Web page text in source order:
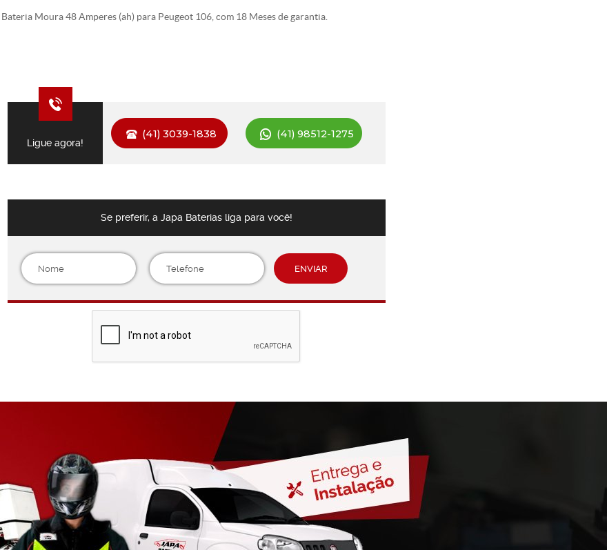
Bateria Moura 48 Amperes (ah) para Peugeot 106, com 18 Meses de garantia.
Ligue agora!
(41) 3039-1838 (41) 98512-1275
Se preferir, a Japa Baterias liga para você!
ENVIAR